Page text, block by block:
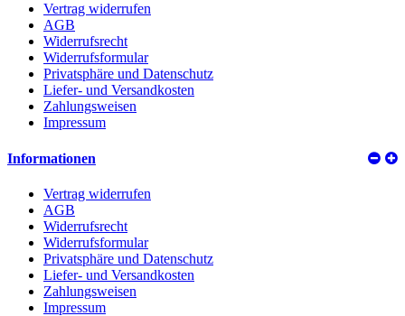
Vertrag widerrufen
AGB
Widerrufsrecht
Widerrufsformular
Privatsphäre und Datenschutz
Liefer- und Versandkosten
Zahlungsweisen
Impressum
Informationen
Vertrag widerrufen
AGB
Widerrufsrecht
Widerrufsformular
Privatsphäre und Datenschutz
Liefer- und Versandkosten
Zahlungsweisen
Impressum